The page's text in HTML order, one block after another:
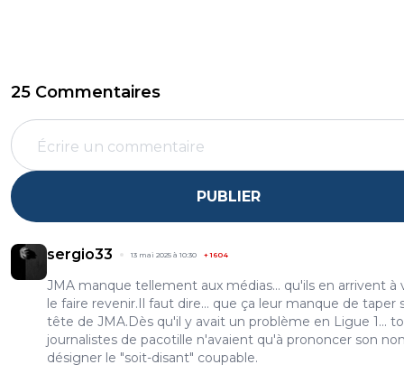
25 Commentaires
PUBLIER
sergio33 13 mai 2025 à 10:30 +1604
JMA manque tellement aux médias... qu'ils en arrivent à
le faire revenir.Il faut dire... que ça leur manque de taper
tête de JMA.Dès qu'il y avait un problème en Ligue 1...
journalistes de pacotille n'avaient qu'à prononcer son
désigner le "soit-disant" coupable.